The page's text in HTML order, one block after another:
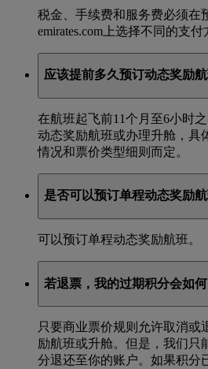
税金、手续费和服务费必须在
emirates.com上选择不同的支付
应该提前多久预订动态奖励航
在航班起飞前11个月至6小时
动态奖励航班或办理升舱，具
情况和票价类型细则而定。
是否可以预订单程动态奖励航
可以预订单程动态奖励航班。
若退票，我的过期积分会如何
只要商业票价规则允许取消或
励航班或升舱。但是，我们只
分退还至你的账户。如果积分